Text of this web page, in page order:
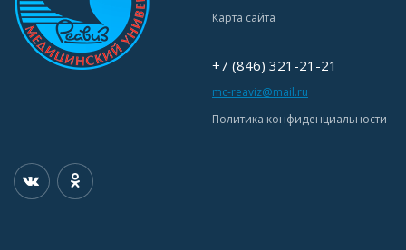
Карта сайта
+7 (846) 321-21-21
mc-reaviz@mail.ru
Политика конфиденциальности